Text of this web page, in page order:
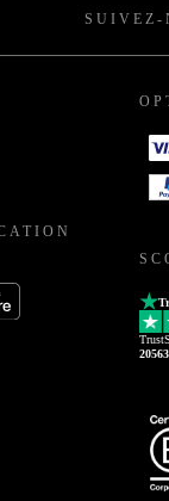
SUIVEZ-